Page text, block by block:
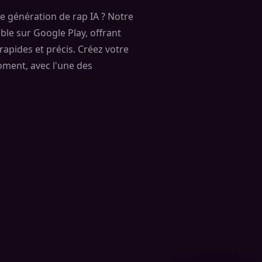
génération de rap IA ? Notre
sur Google Play, offrant
et précis. Créez votre
avec l'une des